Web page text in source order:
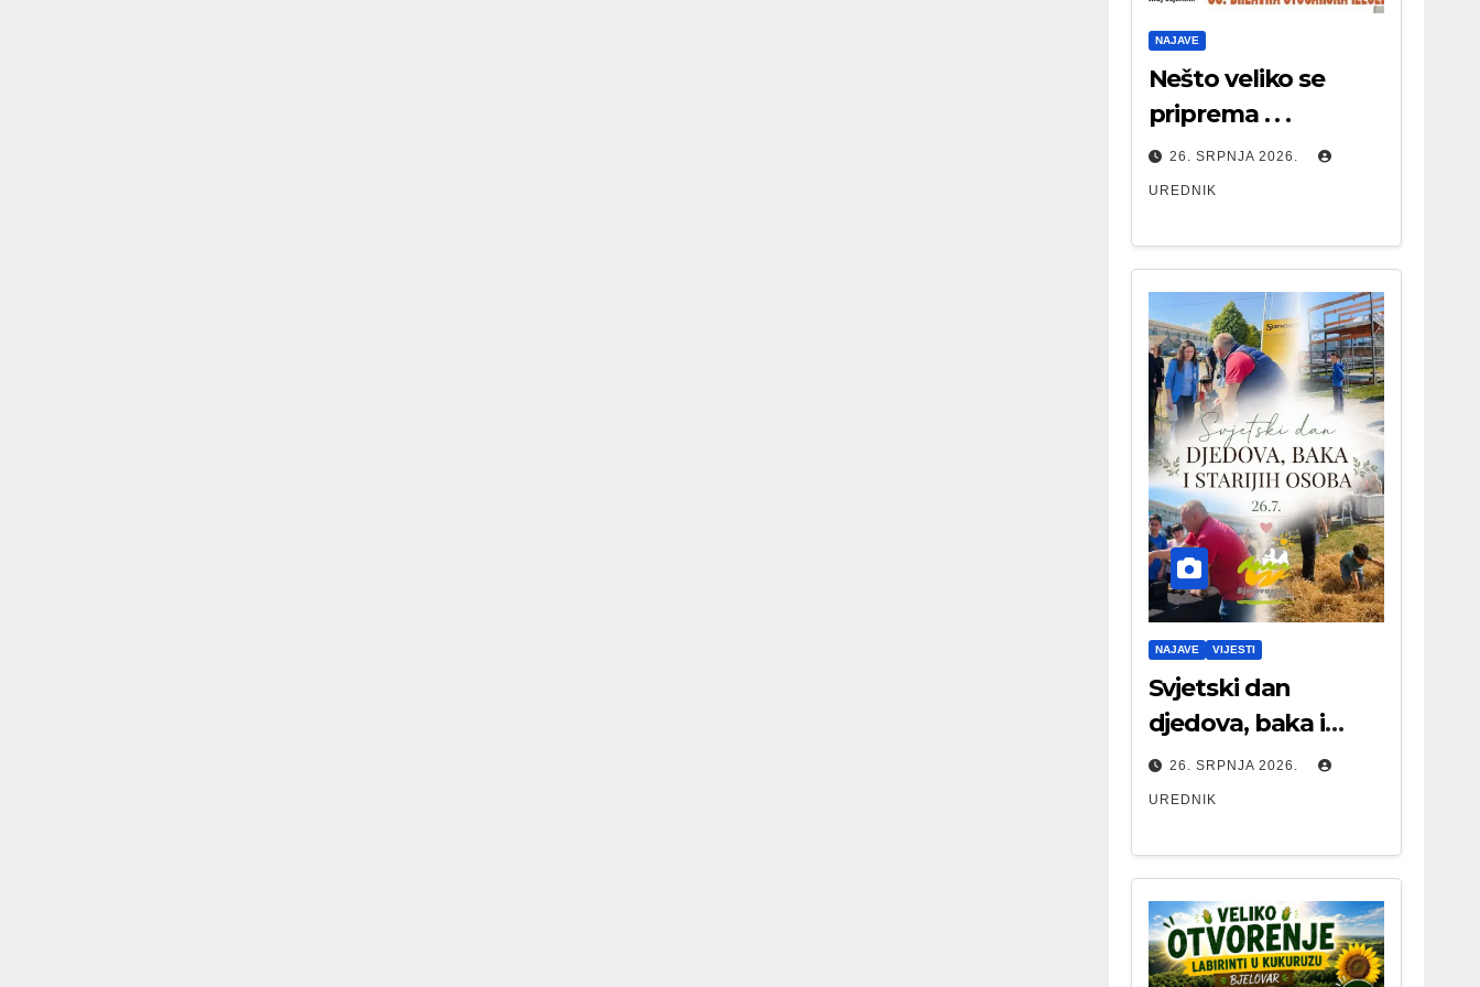
NAJAVE
Nešto veliko se
priprema . . .
26. SRPNJA 2026.
UREDNIK
NAJAVE VIJESTI
Svjetski dan
djedova, baka i
starijih osoba
26. SRPNJA 2026.
UREDNIK